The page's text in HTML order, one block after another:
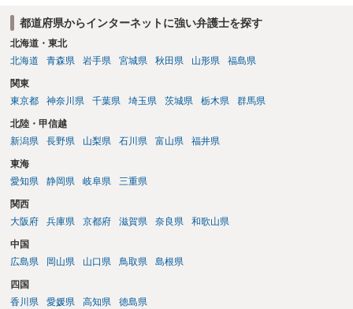
都道府県からインターネットに強い弁護士を探す
北海道・東北
北海道
青森県 岩手県 宮城県 秋田県 山形県 福島県
関東
東京都
神奈川県 千葉県 埼玉県 茨城県 栃木県 群馬県
北陸・甲信越
新潟県
長野県 山梨県 石川県 富山県 福井県
東海
愛知県
静岡県 岐阜県 三重県
関西
大阪府
兵庫県 京都府 滋賀県 奈良県 和歌山県
中国
広島県
岡山県 山口県 鳥取県 島根県
四国
香川県
愛媛県 高知県 徳島県